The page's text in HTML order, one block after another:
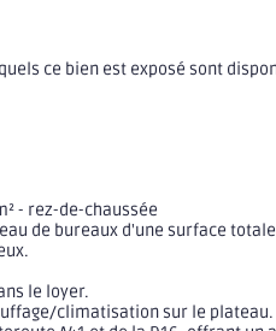
ce bien est exposé sont
- rez-de-chaussée
de bureaux d'une surface totale
le loyer.
climatisation sur le plateau.